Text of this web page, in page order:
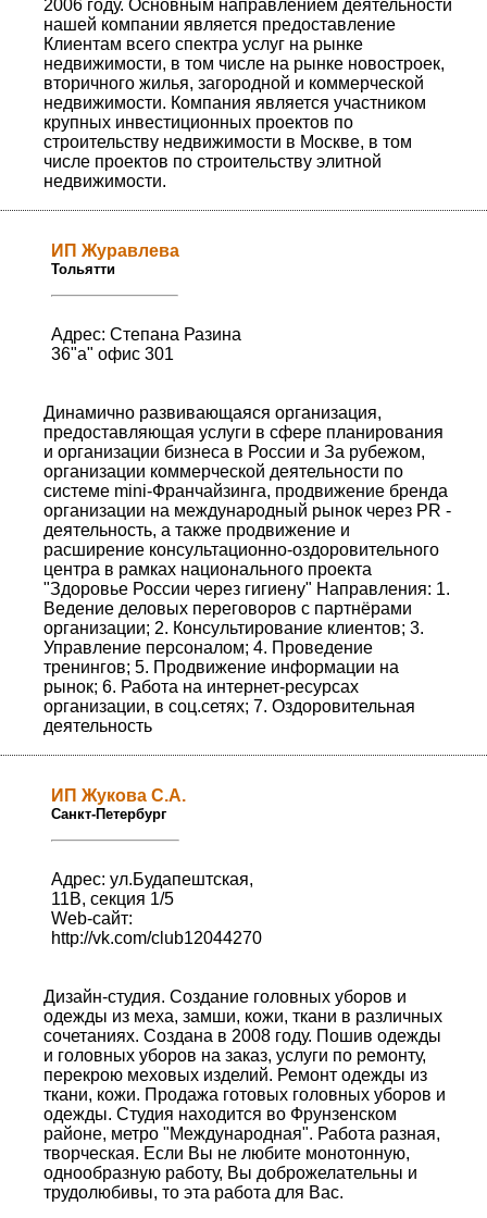
2006 году. Основным направлением деятельности
нашей компании является предоставление
Клиентам всего спектра услуг на рынке
недвижимости, в том числе на рынке новостроек,
вторичного жилья, загородной и коммерческой
недвижимости. Компания является участником
крупных инвестиционных проектов по
строительству недвижимости в Москве, в том
числе проектов по строительству элитной
недвижимости.
ИП Журавлева
Тольятти
Адрес: Степана Разина
36"а" офис 301
Динамично развивающаяся организация,
предоставляющая услуги в сфере планирования
и организации бизнеса в России и За рубежом,
организации коммерческой деятельности по
системе mini-Франчайзинга, продвижение бренда
организации на международный рынок через PR -
деятельность, а также продвижение и
расширение консультационно-оздоровительного
центра в рамках национального проекта
"Здоровье России через гигиену" Направления: 1.
Ведение деловых переговоров с партнёрами
организации; 2. Консультирование клиентов; 3.
Управление персоналом; 4. Проведение
тренингов; 5. Продвижение информации на
рынок; 6. Работа на интернет-ресурсах
организации, в соц.сетях; 7. Оздоровительная
деятельность
ИП Жукова С.А.
Санкт-Петербург
Адрес: ул.Будапештская,
11В, секция 1/5
Web-сайт:
http://vk.com/club12044270
Дизайн-студия. Создание головных уборов и
одежды из меха, замши, кожи, ткани в различных
сочетаниях. Создана в 2008 году. Пошив одежды
и головных уборов на заказ, услуги по ремонту,
перекрою меховых изделий. Ремонт одежды из
ткани, кожи. Продажа готовых головных уборов и
одежды. Студия находится во Фрунзенском
районе, метро "Международная". Работа разная,
творческая. Если Вы не любите монотонную,
однообразную работу, Вы доброжелательны и
трудолюбивы, то эта работа для Вас.